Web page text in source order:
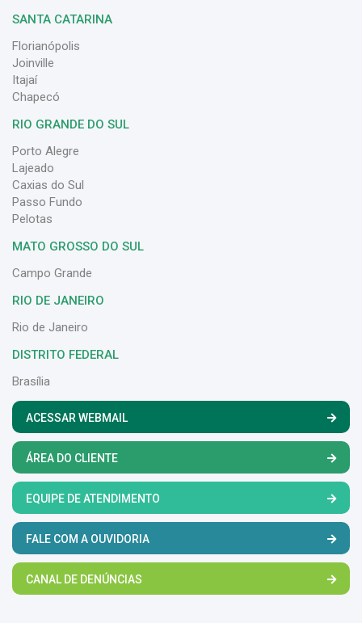
SANTA CATARINA
Florianópolis
Joinville
Itajaí
Chapecó
RIO GRANDE DO SUL
Porto Alegre
Lajeado
Caxias do Sul
Passo Fundo
Pelotas
MATO GROSSO DO SUL
Campo Grande
RIO DE JANEIRO
Rio de Janeiro
DISTRITO FEDERAL
Brasília
ACESSAR WEBMAIL
ÁREA DO CLIENTE
EQUIPE DE ATENDIMENTO
FALE COM A OUVIDORIA
CANAL DE DENÚNCIAS